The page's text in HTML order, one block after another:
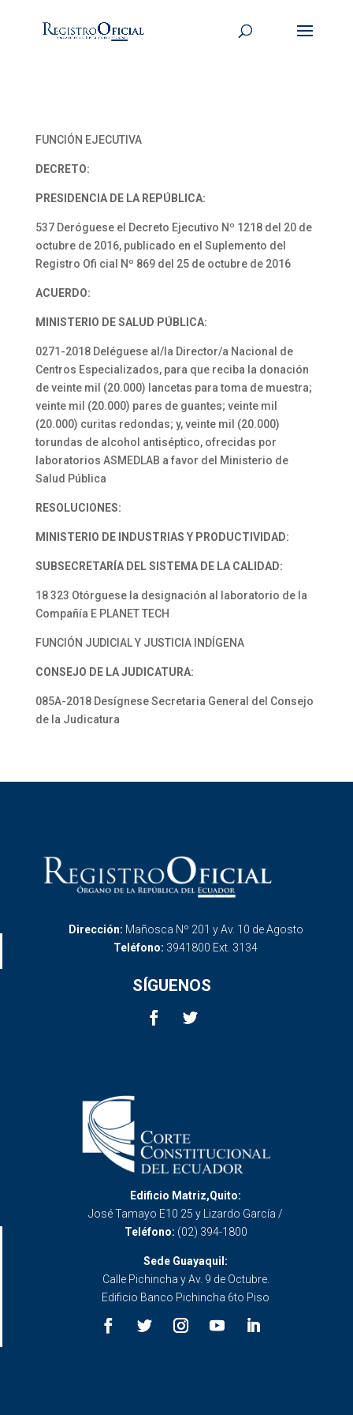
FUNCIÓN EJECUTIVA
DECRETO:
PRESIDENCIA DE LA REPÚBLICA:
537 Deróguese el Decreto Ejecutivo Nº 1218 del 20 de
octubre de 2016, publicado en el Suplemento del
Registro Ofi cial Nº 869 del 25 de octubre de 2016
ACUERDO:
MINISTERIO DE SALUD PÚBLICA:
0271-2018 Deléguese al/la Director/a Nacional de
Centros Especializados, para que reciba la donación
de veinte mil (20.000) lancetas para toma de muestra;
veinte mil (20.000) pares de guantes; veinte mil
(20.000) curitas redondas; y, veinte mil (20.000)
torundas de alcohol antiséptico, ofrecidas por
laboratorios ASMEDLAB a favor del Ministerio de
Salud Pública
RESOLUCIONES:
MINISTERIO DE INDUSTRIAS Y PRODUCTIVIDAD:
SUBSECRETARÍA DEL SISTEMA DE LA CALIDAD:
18 323 Otórguese la designación al laboratorio de la
Compañía E PLANET TECH
FUNCIÓN JUDICIAL Y JUSTICIA INDÍGENA
CONSEJO DE LA JUDICATURA:
085A-2018 Desígnese Secretaria General del Consejo
de la Judicatura
Dirección: Mañosca Nº 201 y Av. 10 de Agosto
Teléfono: 3941800 Ext. 3134
SÍGUENOS
Edificio Matriz,Quito:
José Tamayo E10 25 y Lizardo García /
Teléfono: (02) 394-1800
Sede Guayaquil:
Calle Pichincha y Av. 9 de Octubre.
Edificio Banco Pichincha 6to Piso